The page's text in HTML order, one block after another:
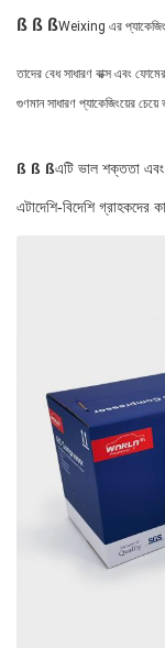
ß ß ßWeixing এর প্যাকেজিং
তাদের বেধ সাধারণ বাক্স এবং
গুণমান সাধারণ প্যাকেজিংয়ের চেয়ে
ß ß ßএটি ভাল শক্ততা এবং
এটাদেশি-বিদেশি গ্রাহকদের